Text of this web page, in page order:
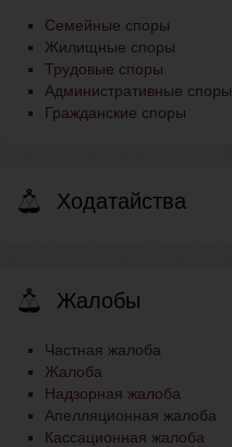
Семейные споры
Жилищные споры
Трудовые споры
Административные споры
Гражданские споры
Ходатайства
Жалобы
Частная жалоба
Жалоба
Надзорная жалоба
Апелляционная жалоба
Кассационная жалоба